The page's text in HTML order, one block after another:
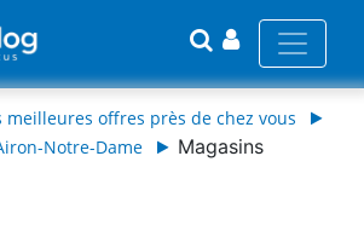
meilleures offres près de chez vous
Notre-Dame Magasins